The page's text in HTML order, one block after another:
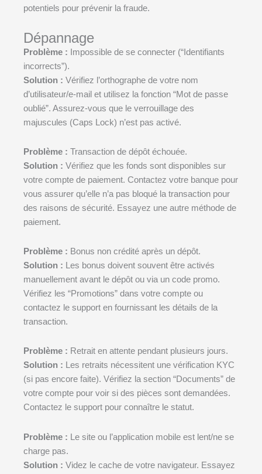
potentiels pour prévenir la fraude.
Dépannage
Problème : Impossible de se connecter (“Identifiants
incorrects”).
Solution : Vérifiez l’orthographe de votre nom
d’utilisateur/e-mail et utilisez la fonction “Mot de passe
oublié”. Assurez-vous que le verrouillage des
majuscules (Caps Lock) n’est pas activé.
Problème : Transaction de dépôt échouée.
Solution : Vérifiez que les fonds sont disponibles sur
votre compte de paiement. Contactez votre banque pour
vous assurer qu’elle n’a pas bloqué la transaction pour
des raisons de sécurité. Essayez une autre méthode de
paiement.
Problème : Bonus non crédité après un dépôt.
Solution : Les bonus doivent souvent être activés
manuellement avant le dépôt ou via un code promo.
Vérifiez les “Promotions” dans votre compte ou
contactez le support en fournissant les détails de la
transaction.
Problème : Retrait en attente pendant plusieurs jours.
Solution : Les retraits nécessitent une vérification KYC
(si pas encore faite). Vérifiez la section “Documents” de
votre compte pour voir si des pièces sont demandées.
Contactez le support pour connaître le statut.
Problème : Le site ou l’application mobile est lent/ne se
charge pas.
Solution : Videz le cache de votre navigateur. Essayez